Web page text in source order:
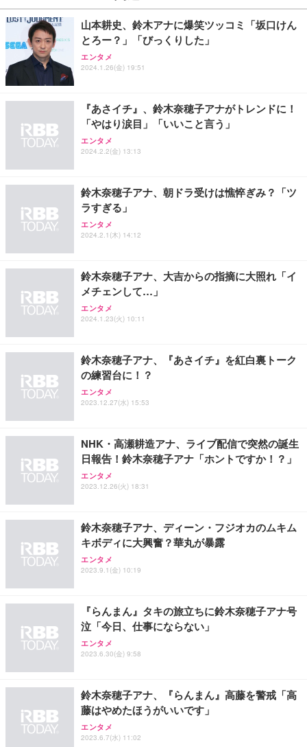
￥27,999
Sezlife オフィスチェア デスクチェア 疲れない テレ
ワーク チェア 強化バックレスト 30度ロッキング機
能 人間工学 椅子 腰サポート 90度跳ね上げ式アーム
務用 おしゃれ パソコンチェア (ブラック)
Sezlife オフィスチェア デスクチェア 疲れない テレ
ワーク チェア 強化バックレスト 30度ロッキング機
能 人間工学 椅子 腰サポート 90度跳ね上げ式アーム
務用 おしゃれ パソコンチェア (ホワイト)
ANDWINT オフィスチェア デスクチェア 肘なし メ
ッシュ 通気性 ランバーサポート付き 腰サポート ガ
ス圧無段階昇降 360度回転 キャスター付き コンパク
￥109,572
【純正品】27"ゲーミングモニター DualSense 充電
フック付き（CFI-ZDM1J）
【整備済み品】Dell E2724HS 27インチ 液晶モニタ
ー フルHD（1920×1080）VA 非光沢 HDMI/DisplayP
ort/VGA スピーカー内蔵 高さ調整 スイベル VESA対
【MiniLED/24.5inch/280Hz/FHD】GRAPHT THE S
HOOTER Gaming Monitor 24” Essential ゲーミン
グモニター QD 24.5インチ 1ms FHD 量子ドット 残
￥3,234
ネオ・ルーライフ ネオ・オムツ L 中型犬用 26枚入
り 単品
Smart Basic(スマートベーシック) 【Amazon.co.jp
限定】 Smart Basic アイリスオーヤマ ペットシーツ
超厚型 お徳用 ワイド 100枚入 (x 1) (ケース販売)
アイリスオーヤマ ペットシーツ 超厚型 お徳用 レギ
ュラー 200枚入【Amazon.co.jp限定】
山本耕史、鈴木アナに爆笑ツッコミ「坂口けん
とろー？」「びっくりした」
エンタメ
2024.1.26(金) 19:51
『あさイチ』、鈴木奈穂子アナがトレンドに！
「やはり涙目」「いいこと言う」
エンタメ
2024.2.2(金) 13:13
鈴木奈穂子アナ、朝ドラ受けは憔悴ぎみ？「ツ
ラすぎる」
エンタメ
2024.2.1(木) 14:12
鈴木奈穂子アナ、大吉からの指摘に大照れ「イ
メチェンして…」
エンタメ
2024.1.23(火) 10:11
鈴木奈穂子アナ、『あさイチ』を紅白裏トーク
の練習台に！？
エンタメ
2023.12.27(水) 15:53
NHK・高瀬耕造アナ、ライブ配信で突然の誕生
日報告！鈴木奈穂子アナ「ホントですか！？」
エンタメ
2023.12.26(火) 18:31
鈴木奈穂子アナ、ディーン・フジオカのムキム
キボディに大興奮？華丸が暴露
エンタメ
2023.9.1(金) 10:19
『らんまん』タキの旅立ちに鈴木奈穂子アナ号
泣「今日、仕事にならない」
エンタメ
2023.6.30(金) 9:58
鈴木奈穂子アナ、『らんまん』高藤を警戒「高
藤はやめたほうがいいです」
エンタメ
2023.6.7(水) 11:02